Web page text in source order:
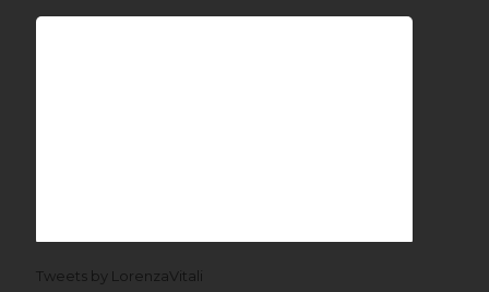
Tweets by LorenzaVitali